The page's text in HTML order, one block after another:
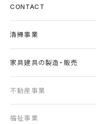
CONTACT
清掃事業
家具建具の製造・販売
不動産事業
福祉事業